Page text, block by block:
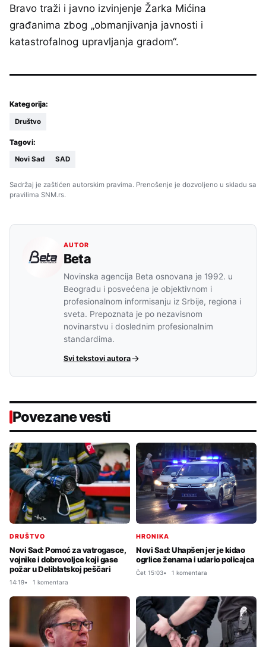
Bravo traži i javno izvinjenje Žarka Mićina
građanima zbog „obmanjivanja javnosti i
katastrofalnog upravljanja gradom“.
Kategorija:
Društvo
Tagovi:
Novi Sad SAD
Sadržaj je zaštićen autorskim pravima. Prenošenje je dozvoljeno u skladu sa
pravilima SNM.rs.
AUTOR
Beta
Novinska agencija Beta osnovana je 1992. u
Beogradu i posvećena je objektivnom i
profesionalnom informisanju iz Srbije, regiona i
sveta. Prepoznata je po nezavisnom
novinarstvu i doslednim profesionalnim
standardima.
Svi tekstovi autora
Povezane vesti
DRUŠTVO
Novi Sad: Pomoć za vatrogasce,
vojnike i dobrovoljce koji gase
požar u Deliblatskoj peščari
14:19 1 komentara
HRONIKA
Novi Sad: Uhapšen jer je kidao
ogrlice ženama i udario policajca
Čet 15:03 1 komentara